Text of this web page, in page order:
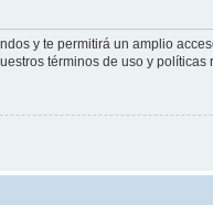
y te permitirá un amplio
términos de uso y